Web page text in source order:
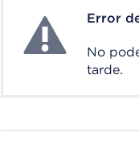
System ErrorError
No
tarde.